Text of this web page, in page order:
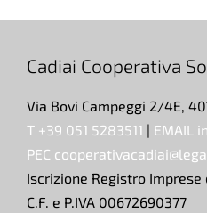
Cadiai Cooperativa
Via Bovi Campeggi 2/4E,
T +39 051 5283511 | EMAIL
PEC
Iscrizione Registro Imprese
C.F. e P.IVA 00672690377